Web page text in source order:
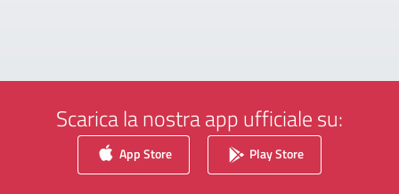
Scarica la nostra app ufficiale su:
App Store Play Store